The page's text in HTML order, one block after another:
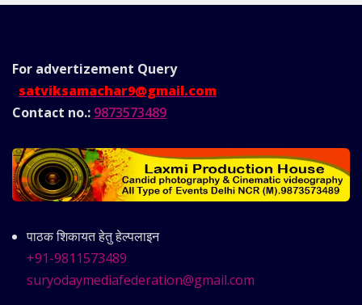
For advertizement Query
satviksamachar9@gmail.com
Contact no.: 9873573489
पाठक शिकायत हेतु हेल्पलाइन
+91-9811573489
suryodaymediafederation@gmail.com